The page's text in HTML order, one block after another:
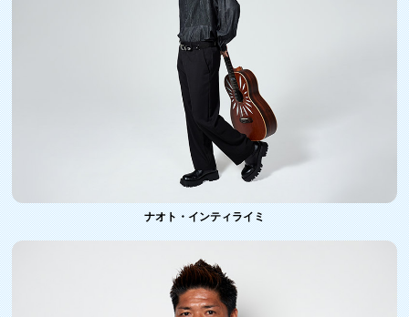
ナオト・インティライミ